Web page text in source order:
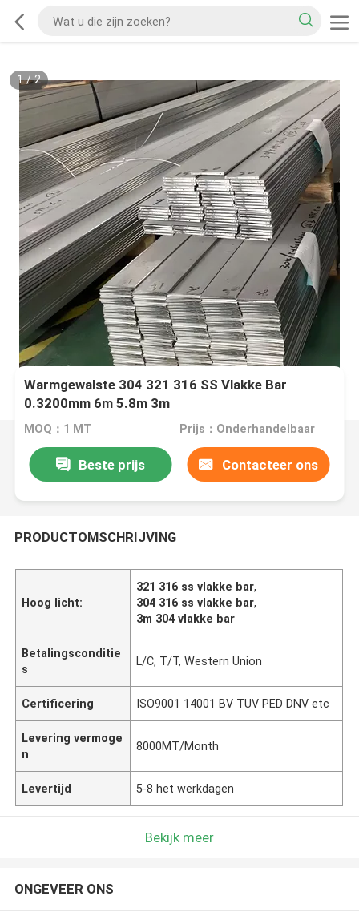
1/2
Warmgewalste 304 321 316 SS Vlakke Bar
0.3200mm 6m 5.8m 3m
MOQ：1 MT Prijs：Onderhandelbaar
Beste prijs Contacteer ons
PRODUCTOMSCHRIJVING
Hoog licht:
321 316 ss vlakke bar,
304 316 ss vlakke bar,
3m 304 vlakke bar
Betalingsconditie
s
L/C, T/T, Western Union
Certificering ISO9001 14001 BV TUV PED DNV etc
Levering vermoge
n
8000MT/Month
Levertijd 5-8 het werkdagen
Bekijk meer
ONGEVEER ONS